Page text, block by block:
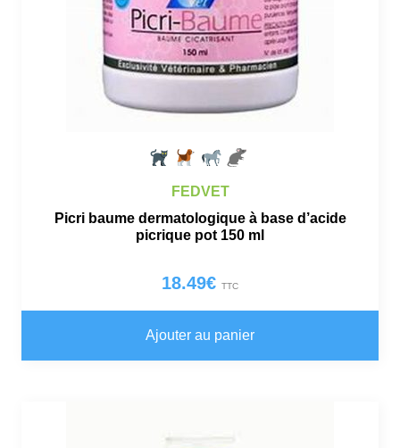
FEDVET
Picri baume dermatologique à base d’acide
picrique pot 150 ml
18.49€ TTC
Ajouter au panier